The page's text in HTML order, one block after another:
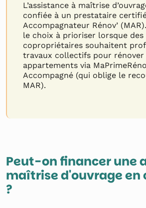
L’assistance à maîtrise
confiée à un prestataire
Accompagnateur Rénov’
le choix à prioriser lorsque des
copropriétaires souhaitent
travaux collectifs pour rénover
appartements via
Accompagné (qui oblige le
MAR).
Peut-on financer une
maîtrise d'ouvrage en
?